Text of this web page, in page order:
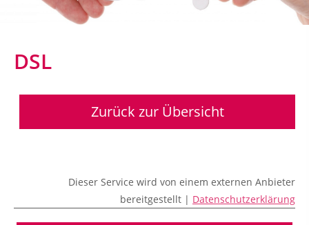
DSL
Zurück zur Übersicht
Dieser Service wird von einem externen Anbieter
bereitgestellt | Datenschutzerklärung